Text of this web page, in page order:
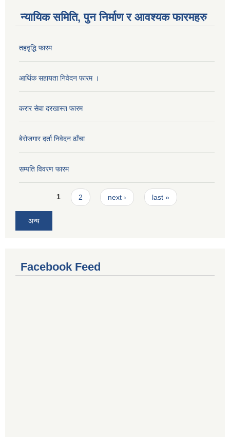
न्यायिक समिति, पुन निर्माण र आवश्यक फारमहरु
तहवृद्धि फारम
आर्थिक सहायता निवेदन फारम ।
करार सेवा दरखास्त फारम
बेरोजगार दर्ता निवेदन ढाँचा
सम्पति विवरण फारम
Pages1 2 next › last »
अन्य
Facebook Feed